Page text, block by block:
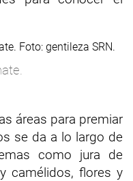
áreas para premiar
se da a lo largo de
como jura de
camélidos, flores y